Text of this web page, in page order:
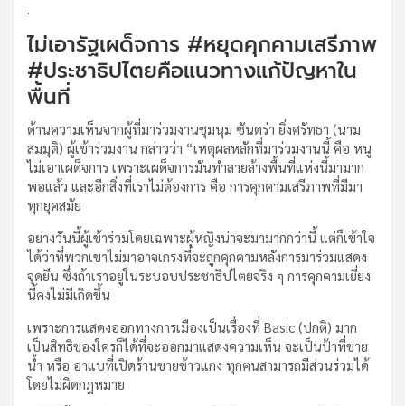
ไม่เอารัฐเผด็จการ #หยุดคุกคามเสรีภาพ
#ประชาธิปไตยคือแนวทางแก้ปัญหาใน
พื้นที่
ด้านความเห็นจากผู้ที่มาร่วมงานชุมนุม ซันดร่า ยิ่งศรัทธา (นาม
สมมุติ) ผู้เข้าร่วมงาน กล่าวว่า “เหตุผลหลักที่มาร่วมงานนี้ คือ หนู
ไม่เอาเผด็จการ เพราะเผด็จการมันทำลายล้างพื้นที่แห่งนี้มามาก
พอแล้ว และอีกสิ่งที่เราไม่ต้องการ คือ การคุกคามเสรีภาพที่มีมา
ทุกยุคสมัย
อย่างวันนี้ผู้เข้าร่วมโดยเฉพาะผู้หญิงน่าจะมามากกว่านี้ แต่ก็เข้าใจ
ได้ว่าที่พวกเขาไม่มาอาจเกรงที่จะถูกคุกคามหลังการมาร่วมแสดง
จุดยืน ซึ่งถ้าเราอยู่ในระบอบประชาธิปไตยจริง ๆ การคุกคามเยี่ยง
นี้คงไม่มีเกิดขึ้น
เพราะการแสดงออกทางการเมืองเป็นเรื่องที่ Basic (ปกติ) มาก
เป็นสิทธิของใครก็ได้ที่จะออกมาแสดงความเห็น จะเป็นป้าที่ขาย
น้ำ หรือ อาแบที่เปิดร้านขายข้าวแกง ทุกฅนสามารถมีส่วนร่วมได้
โดยไม่ผิดกฎหมาย